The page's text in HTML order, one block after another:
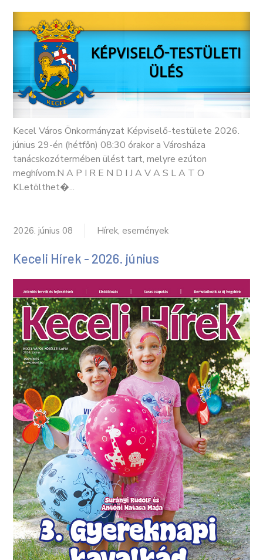
Kecel Város Önkormányzat Képviselő-testülete 2026.
június 29-én (hétfőn) 08:30 órakor a Városháza
tanácskozótermében ülést tart, melyre ezúton
meghívom.N A P I R E N D I J A V A S L A T O
KLetölthet�...
2026. június 08 Hírek, események
Keceli Hírek - 2026. június